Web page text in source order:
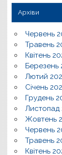
Архіви
Червень
Травень
Квітень
Березень
Лютий
Січень
Грудень
Листопад
Жовтень
Червень
Травень
Квітень